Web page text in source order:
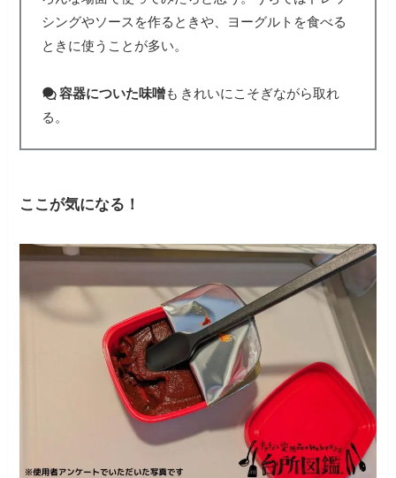
シングやソースを作るときや、ヨーグルトを食べる
ときに使うことが多い。
容器についた味噌も きれいにこそぎながら取れ
る。
ここが気になる！